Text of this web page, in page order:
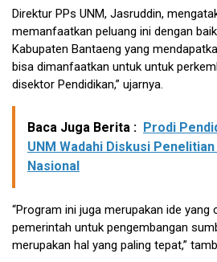
Direktur PPs UNM, Jasruddin,
memanfaatkan peluang ini dengan
Kabupaten Bantaeng yang
bisa dimanfaatkan untuk untuk
disektor Pendidikan,” ujarnya.
Baca Juga Berita : Prodi
UNM Wadahi Diskusi
Nasional
“Program ini juga merupakan ide yang
pemerintah untuk pengembangan
merupakan hal yang paling tepat,”